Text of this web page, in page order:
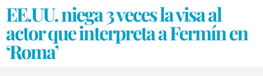
EE.UU. niega 3 veces la visa al
actor que interpreta a Fermín en
‘Roma’